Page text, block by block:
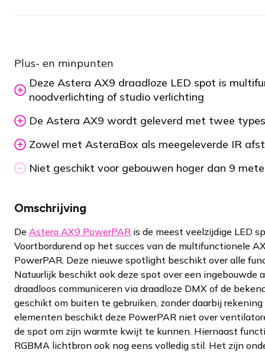
Plus- en minpunten
Deze Astera AX9 draadloze LED spot is
noodverlichting of studio verlichting
De Astera AX9 wordt geleverd met twee
Zowel met AsteraBox als meegeleverde IR
Niet geschikt voor gebouwen hoger dan 9
Omschrijving
De Astera AX9 PowerPAR is de meest veelzijdige LED
Voortbordurend op het succes van de multifunctionele
PowerPAR. Deze nieuwe spotlight beschikt over alle
Natuurlijk beschikt ook deze spot over een ingebouwde
draadloos communiceren via draadloze DMX of de
geschikt om buiten te gebruiken, zonder daarbij
elementen beschikt deze PowerPAR niet over
de spot om zijn warmte kwijt te kunnen. Hiernaast
RGBMA lichtbron ook nog eens volledig stil. Het zijn